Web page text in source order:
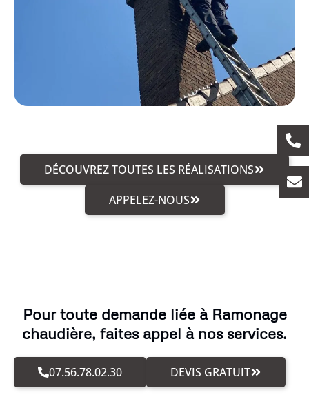
DÉCOUVREZ TOUTES LES RÉALISATIONS
APPELEZ-NOUS
Pour toute demande liée à Ramonage
chaudière, faites appel à nos services.
07.56.78.02.30 DEVIS GRATUIT